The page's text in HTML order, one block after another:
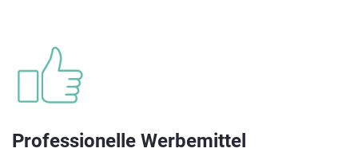
Professionelle Werbemittel